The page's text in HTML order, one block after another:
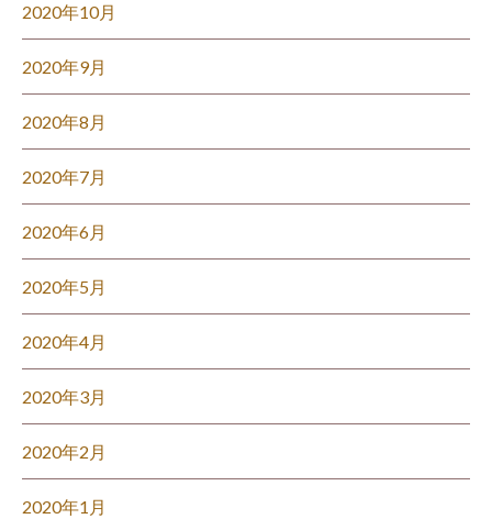
2020年10月
2020年9月
2020年8月
2020年7月
2020年6月
2020年5月
2020年4月
2020年3月
2020年2月
2020年1月